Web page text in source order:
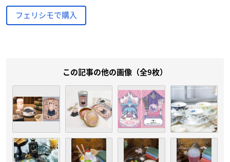
フェリシモで購入
この記事の他の画像（全9枚）